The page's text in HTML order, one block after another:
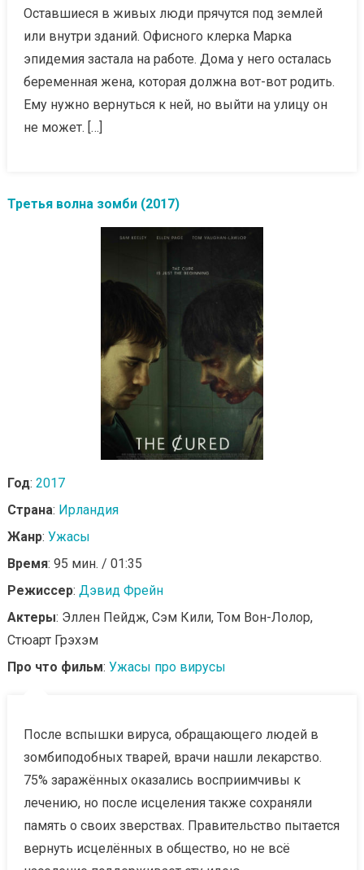
Оставшиеся в живых люди прячутся под землей
или внутри зданий. Офисного клерка Марка
эпидемия застала на работе. Дома у него осталась
беременная жена, которая должна вот-вот родить.
Ему нужно вернуться к ней, но выйти на улицу он
не может. […]
Третья волна зомби (2017)
Год: 2017
Страна: Ирландия
Жанр: Ужасы
Время: 95 мин. / 01:35
Режиссер: Дэвид Фрейн
Актеры: Эллен Пейдж, Сэм Кили, Том Вон-Лолор,
Стюарт Грэхэм
Про что фильм: Ужасы про вирусы
После вспышки вируса, обращающего людей в
зомбиподобных тварей, врачи нашли лекарство.
75% заражённых оказались восприимчивы к
лечению, но после исцеления также сохраняли
память о своих зверствах. Правительство пытается
вернуть исцелённых в общество, но не всё